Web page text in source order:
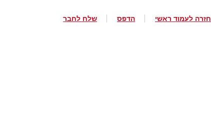
חזרה לעמוד ראשי הדפס שלח לחבר